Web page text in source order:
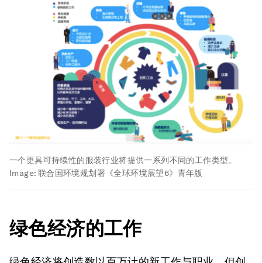
一个更具可持续性的服装行业将提供一系列不同的工作类型。
Image: 联合国环境规划署《全球环境展望6》青年版
绿色经济的工作